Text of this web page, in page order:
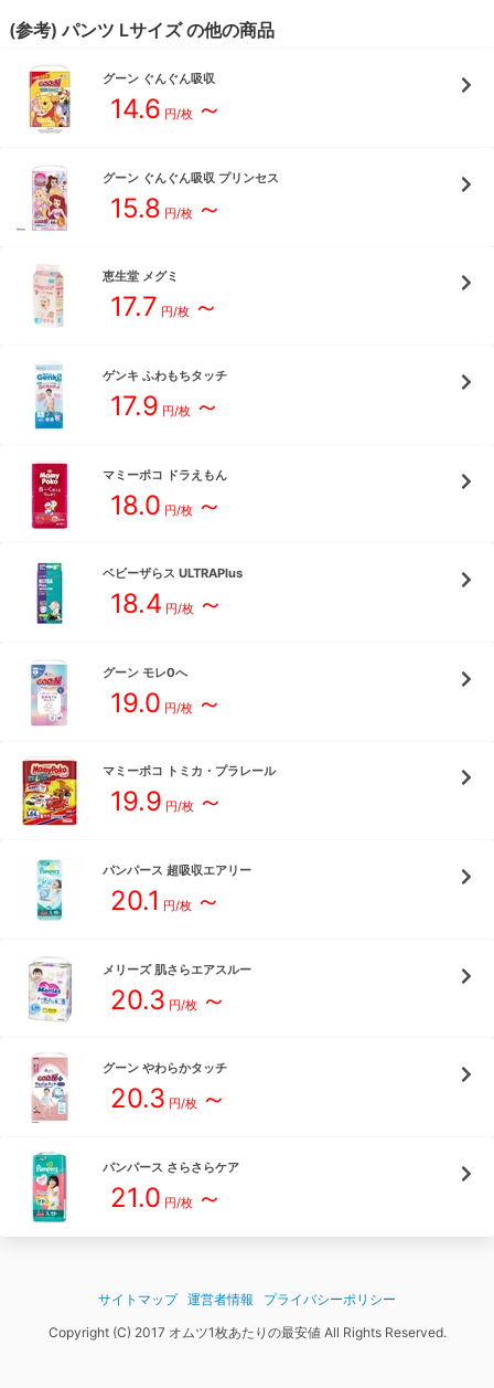
(参考)パンツ Lサイズの他の商品
グーン ぐんぐん吸収
14.6 円/枚 ～
グーン ぐんぐん吸収 プリンセス
15.8 円/枚 ～
恵生堂 メグミ
17.7 円/枚 ～
ゲンキ ふわもちタッチ
17.9 円/枚 ～
マミーポコ ドラえもん
18.0 円/枚 ～
ベビーザらス ULTRAPlus
18.4 円/枚 ～
グーン モレ0へ
19.0 円/枚 ～
マミーポコ トミカ・プラレール
19.9 円/枚 ～
パンパース 超吸収エアリー
20.1 円/枚 ～
メリーズ 肌さらエアスルー
20.3 円/枚 ～
グーン やわらかタッチ
20.3 円/枚 ～
パンパース さらさらケア
21.0 円/枚 ～
サイトマップ 運営者情報
プライバシーポリシー
Copyright (C) 2017 オムツ1枚あたりの最安値 All Rights Reserved.